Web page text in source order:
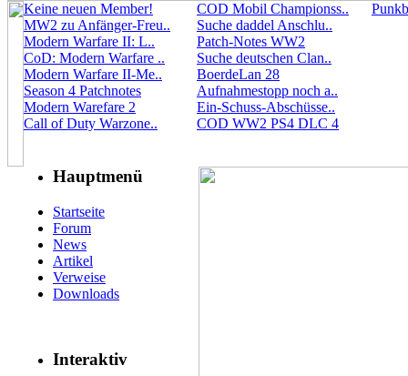
Keine neuen Member!
MW2 zu Anfänger-Freu..
Modern Warfare II: L..
CoD: Modern Warfare ..
Modern Warfare II-Me..
Season 4 Patchnotes
Modern Warefare 2
Call of Duty Warzone..
COD Mobil Championss..
Suche daddel Anschlu..
Patch-Notes WW2
Suche deutschen Clan..
BoerdeLan 28
Aufnahmestopp noch a..
Ein-Schuss-Abschüsse..
COD WW2 PS4 DLC 4
Hauptmenü
Startseite
Forum
News
Artikel
Verweise
Downloads
Interaktiv